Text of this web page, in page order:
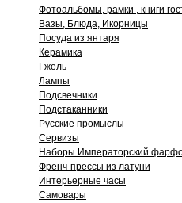
Фотоальбомы, рамки , книги
Вазы, Блюда, Икорницы
Посуда из янтаря
Керамика
Гжель
Лампы
Подсвечники
Подстаканники
Русские промыслы
Сервизы
Наборы Императорский
Френч-прессы из латуни
Интерьерные часы
Самовары